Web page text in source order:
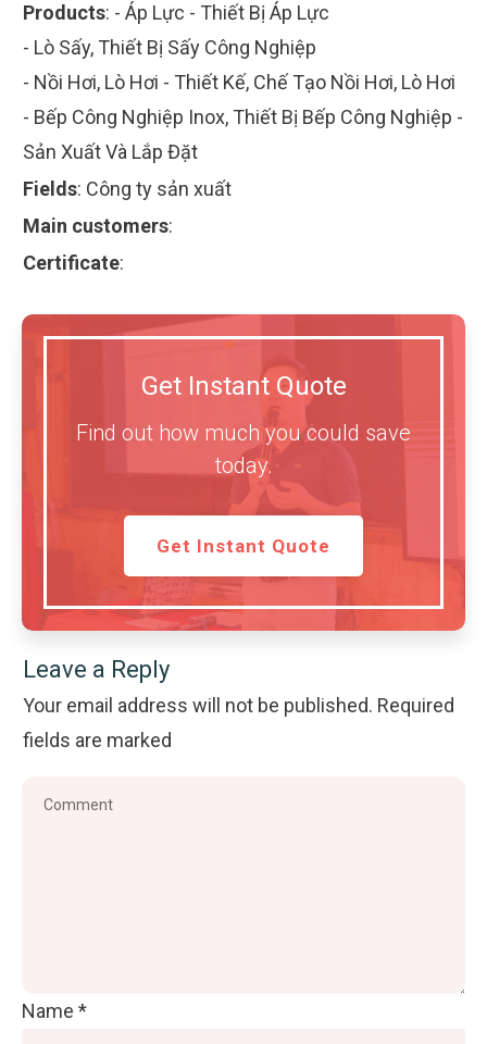
Products: - Áp Lực - Thiết Bị Áp Lực
- Lò Sấy, Thiết Bị Sấy Công Nghiệp
- Nồi Hơi, Lò Hơi - Thiết Kế, Chế Tạo Nồi Hơi, Lò Hơi
- Bếp Công Nghiệp Inox, Thiết Bị Bếp Công Nghiệp -
Sản Xuất Và Lắp Đặt
Fields: Công ty sản xuất
Main customers:
Certificate:
Get Instant Quote
Find out how much you could save
today.
Get Instant Quote
Leave a Reply
Your email address will not be published. Required
fields are marked
Name *